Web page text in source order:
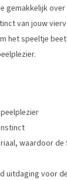
gemakkelijk
van jouw
het speeltje
waardoor de
uitdaging voor